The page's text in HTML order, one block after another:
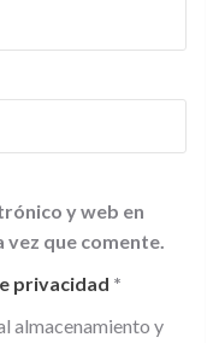
y web en
que comente.
privacidad *
almacenamiento y